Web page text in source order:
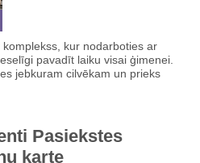
kur nodarboties ar
pavadīt laiku visai ģimenei.
jebkuram cilvēkam un prieks
Pasiekstes
karte